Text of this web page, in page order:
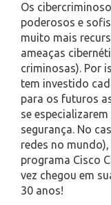
Os
poderosos e
muito mais
ameaças
criminosas). Por
tem investido
para os futuros
se
segurança. No
redes no
programa Cisco
vez chegou em
30 anos!